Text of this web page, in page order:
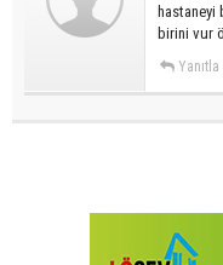
hastaneyi
birini vur
Yanıtla